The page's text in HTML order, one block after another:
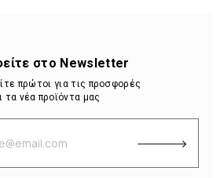
στο Newsletter
πρώτοι για τις προσφορές
τα νέα προϊόντα μας